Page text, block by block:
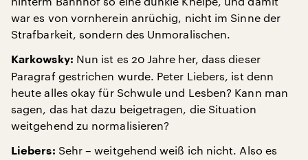
war es von vornherein anrüchig, nicht im Sinne der
Strafbarkeit, sondern des Unmoralischen.
Karkowsky: Nun ist es 20 Jahre her, dass dieser
Paragraf gestrichen wurde. Peter Liebers, ist denn
heute alles okay für Schwule und Lesben? Kann man
sagen, das hat dazu beigetragen, die Situation
weitgehend zu normalisieren?
Liebers: Sehr – weitgehend weiß ich nicht. Also es